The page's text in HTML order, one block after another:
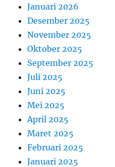
Januari 2026
Desember 2025
November 2025
Oktober 2025
September 2025
Juli 2025
Juni 2025
Mei 2025
April 2025
Maret 2025
Februari 2025
Januari 2025